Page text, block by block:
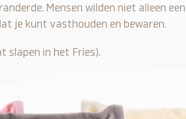
Mensen wilden niet alleen
je kunt vasthouden en bewaren.
slapen in het Fries).